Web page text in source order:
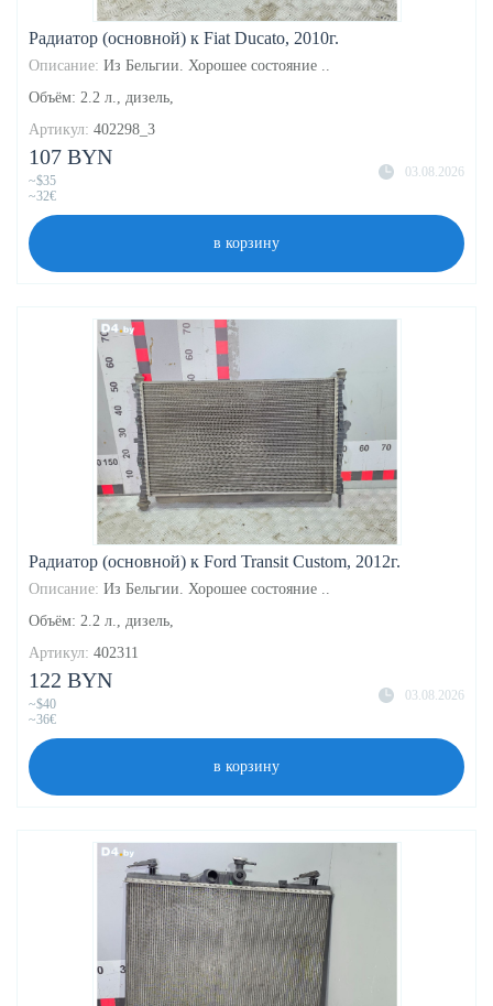
Радиатор (основной) к Fiat Ducato, 2010г.
Описание: Из Бельгии. Хорошее состояние ..
Объём: 2.2 л., дизель,
Артикул: 402298_3
03.08.2026
107 BYN
~$35
~32€
в корзину
Радиатор (основной) к Ford Transit Custom, 2012г.
Описание: Из Бельгии. Хорошее состояние ..
Объём: 2.2 л., дизель,
Артикул: 402311
03.08.2026
122 BYN
~$40
~36€
в корзину